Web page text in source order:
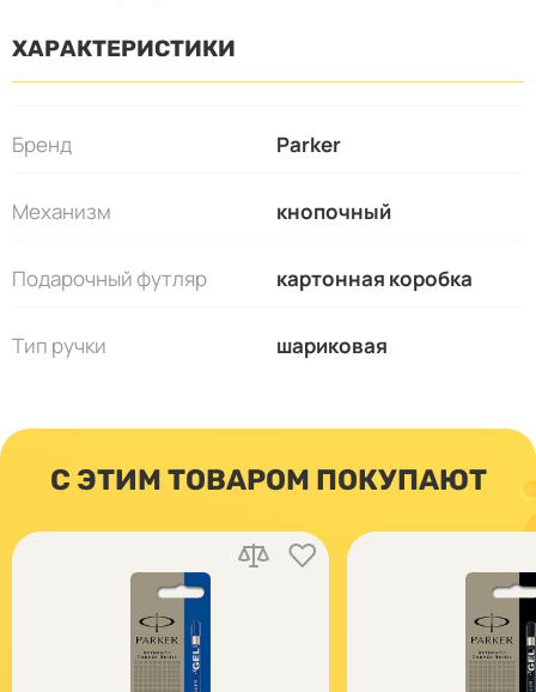
ХАРАКТЕРИСТИКИ
Бренд Parker
Механизм кнопочный
Подарочный футляр картонная коробка
Тип ручки шариковая
С ЭТИМ ТОВАРОМ ПОКУПАЮТ